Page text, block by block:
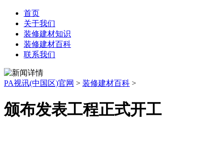
首页
关于我们
装修建材知识
装修建材百科
联系我们
PA视讯(中国区)官网 > 装修建材百科 >
颁布发表工程正式开工